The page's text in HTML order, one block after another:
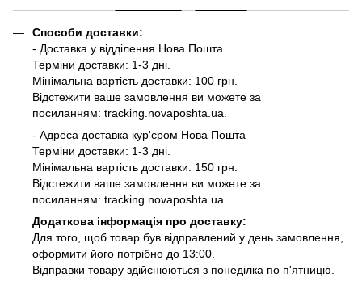
Способи доставки:
- Доставка у відділення Нова Пошта
Терміни доставки: 1-3 дні.
Мінімальна вартість доставки: 100 грн.
Відстежити ваше замовлення ви можете за
посиланням: tracking.novaposhta.ua.
- Адреса доставка кур'єром Нова Пошта
Терміни доставки: 1-3 дні.
Мінімальна вартість доставки: 150 грн.
Відстежити ваше замовлення ви можете за
посиланням: tracking.novaposhta.ua.
Додаткова інформація про доставку:
Для того, щоб товар був відправлений у день замовлення,
оформити його потрібно до 13:00.
Відправки товару здійснюються з понеділка по п'ятницю.